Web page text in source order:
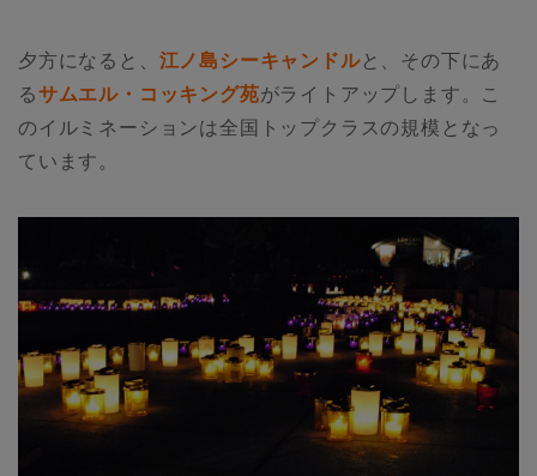
夕方になると、 江ノ島シーキャンドルと、その下にあ
るサムエル・コッキング苑がライトアップします。こ
のイルミネーションは全国トップクラスの規模となっ
ています。